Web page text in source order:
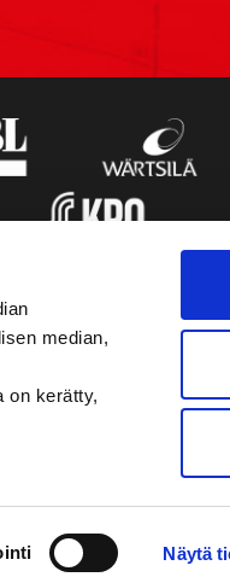
median,
on kerätty,
Näytä
VAASAN